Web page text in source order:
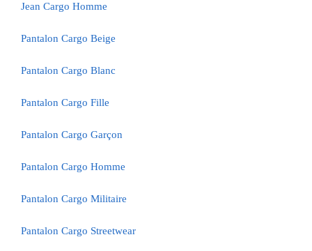
Jean Cargo Homme
Pantalon Cargo Beige
Pantalon Cargo Blanc
Pantalon Cargo Fille
Pantalon Cargo Garçon
Pantalon Cargo Homme
Pantalon Cargo Militaire
Pantalon Cargo Streetwear